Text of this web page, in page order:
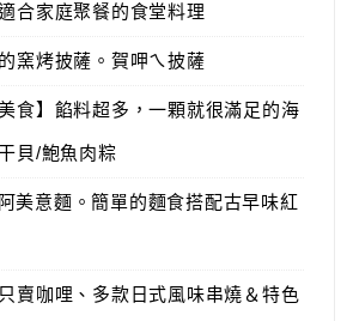
合家庭聚餐的食堂料理
窯烤披薩。賀呷ㄟ披薩
食】餡料超多，一顆就很滿足的海
貝/鮑魚肉粽
美意麵。簡單的麵食搭配古早味紅
賣咖哩、多款日式風味串燒＆特色